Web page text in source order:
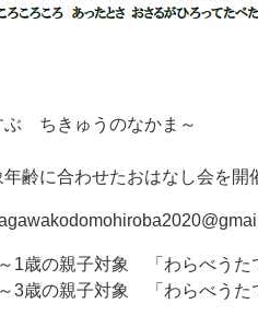
ぶ ちきゅうのなかま～
齢に合わせたおはなし会を開
1歳の親子対象 「わらべうた
3歳の親子対象 「わらべうた